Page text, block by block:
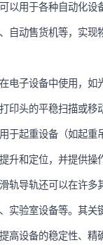
以用于各种自动化设
自动售货机等，实现
电子设备中使用，如
印头的平稳扫描或移
于起重设备（如起重
升和定位，并提供操
轨导轨还可以在许多
实验室设备等。其关
高设备的稳定性、精